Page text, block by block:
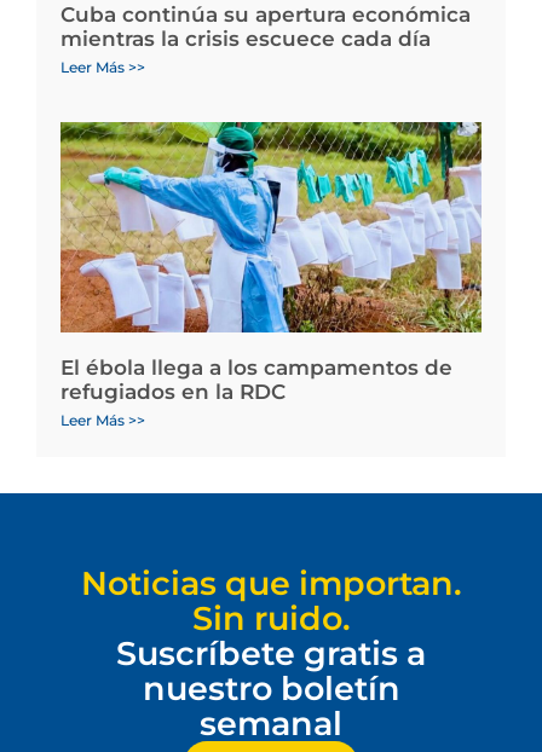
Cuba continúa su apertura económica
mientras la crisis escuece cada día
Leer Más >>
El ébola llega a los campamentos de
refugiados en la RDC
Leer Más >>
Noticias que importan.
Sin ruido.
Suscríbete gratis a
nuestro boletín
semanal